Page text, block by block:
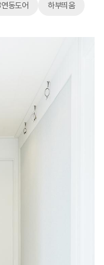
동도어 하부띄움